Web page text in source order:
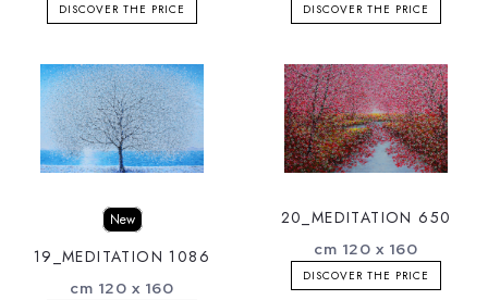
DISCOVER THE PRICE DISCOVER THE PRICE
New
19_MEDITATION 1086
cm 120 x 160
20_MEDITATION 650
cm 120 x 160
DISCOVER THE PRICE